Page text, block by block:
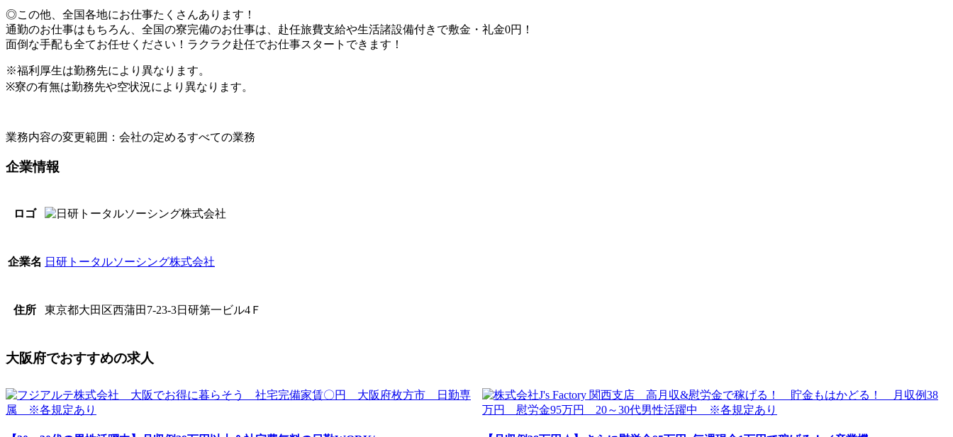
◎この他、全国各地にお仕事たくさんあります！
通勤のお仕事はもちろん、全国の寮完備のお仕事は、赴任旅費支給や生活諸設備付きで敷金・礼金0円！
面倒な手配も全てお任せください！ラクラク赴任でお仕事スタートできます！
※福利厚生は勤務先により異なります。
※寮の有無は勤務先や空状況により異なります。
業務内容の変更範囲：会社の定めるすべての業務
企業情報
ロゴ
企業名 日研トータルソーシング株式会社
住所 東京都大田区西蒲田7-23-3日研第一ビル4Ｆ
大阪府でおすすめの求人